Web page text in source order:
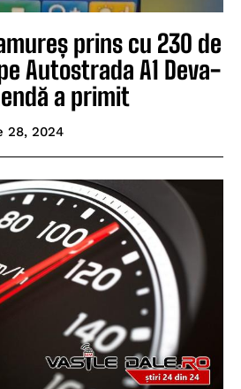
prins cu 230 de
Autostrada A1 Deva-
a primit
28, 2024